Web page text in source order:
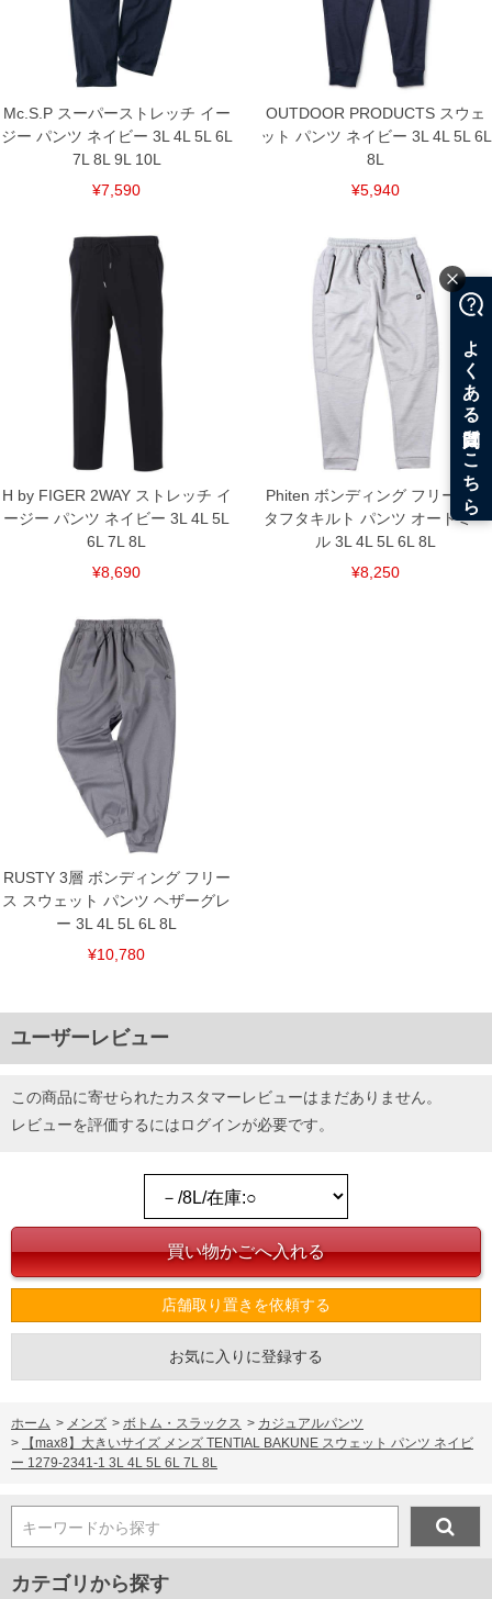
ンピュータ画面）によって、商品の色味が若干異なる場合がございます。予めご了承
ください。
※当店での掲載商品は、実店鋪と在庫を共用しておりますので店頭での売り違い、店
舗からのお取り寄せ等により、お客様にご迷惑をお掛けしてしまう場合がございま
す。そのようなことがない様最大限に努めておりますが、もしあった場合速やかにご
Mc.S.P スーパーストレッチ イー
ジー パンツ ネイビー 3L 4L 5L 6L
7L 8L 9L 10L
¥7,590
OUTDOOR PRODUCTS スウェ
ット パンツ ネイビー 3L 4L 5L 6L
8L
¥5,940
H by FIGER 2WAY ストレッチ イ
ージー パンツ ネイビー 3L 4L 5L
6L 7L 8L
¥8,690
Phiten ボンディング フリース ×
タフタキルト パンツ オートミー
ル 3L 4L 5L 6L 8L
¥8,250
RUSTY 3層 ボンディング フリー
ス スウェット パンツ ヘザーグレ
ー 3L 4L 5L 6L 8L
¥10,780
ユーザーレビュー
この商品に寄せられたカスタマーレビューはまだありません。
レビューを評価するにはログインが必要です。
店舗取り置きを依頼する
お気に入りに登録する
ホーム > メンズ > ボトム・スラックス > カジュアルパンツ
>
【max8】大きいサイズ メンズ TENTIAL BAKUNE スウェット パンツ ネイビ
ー 1279-2341-1 3L 4L 5L 6L 7L 8L
キーワードから探す
カテゴリから探す